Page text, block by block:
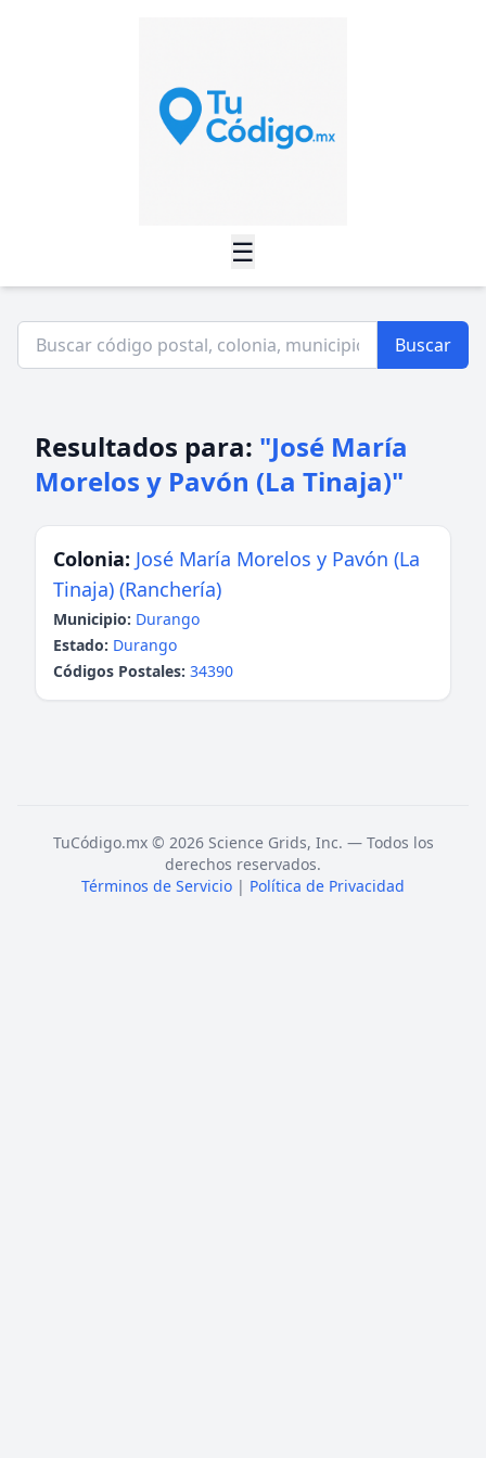
☰
Buscar
Resultados para: "José María
Morelos y Pavón (La Tinaja)"
Colonia: José María Morelos y Pavón (La
Tinaja) (Ranchería)
Municipio: Durango
Estado: Durango
Códigos Postales: 34390
TuCódigo.mx © 2026 Science Grids, Inc. — Todos los
derechos reservados.
Términos de Servicio | Política de Privacidad